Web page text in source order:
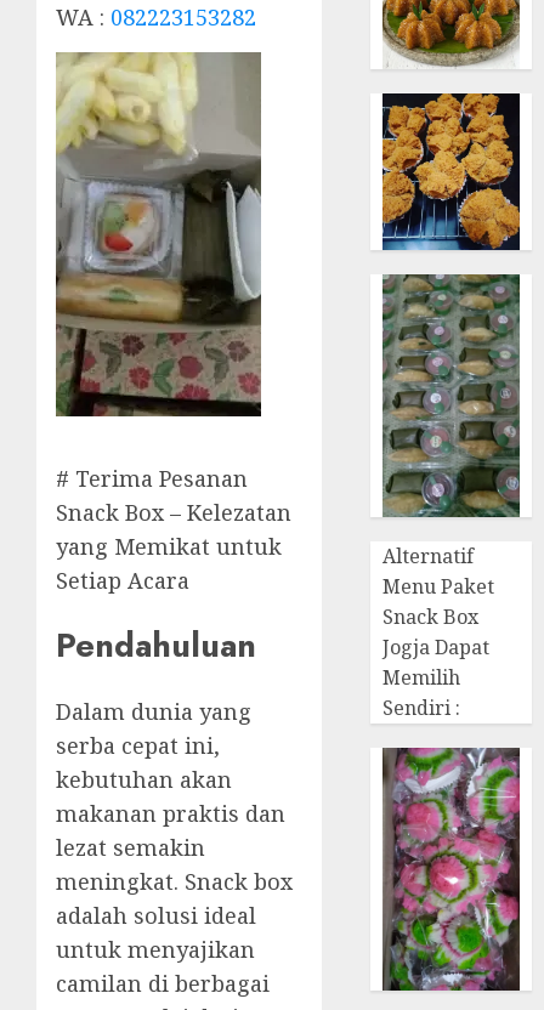
WA : 082223153282
# Terima Pesanan
Snack Box – Kelezatan
yang Memikat untuk
Setiap Acara
Pendahuluan
Dalam dunia yang
serba cepat ini,
kebutuhan akan
makanan praktis dan
lezat semakin
meningkat. Snack box
adalah solusi ideal
untuk menyajikan
camilan di berbagai
Alternatif
Menu Paket
Snack Box
Jogja Dapat
Memilih
Sendiri :